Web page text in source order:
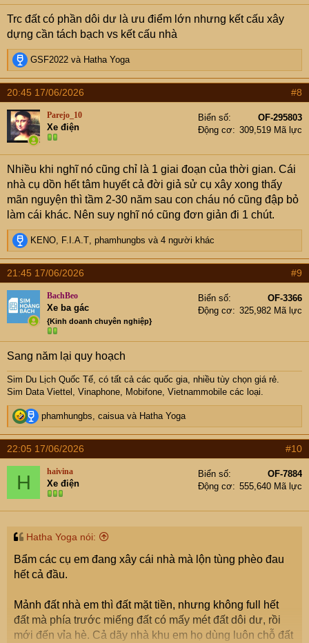
Trc đất có phần dôi dư là ưu điểm lớn nhưng kết cấu xây
dựng cần tách bạch vs kết cấu nhà
R
e
a
c
t
i
o
n
s
:
GSF2022 và Hatha Yoga
20:45 17/06/2026 #8
Parejo_10
Xe điện
Biển số
OF-295803
Động cơ
309,519 Mã lực
Nhiều khi nghĩ nó cũng chỉ là 1 giai đoạn của thời gian. Cái
nhà cụ dồn hết tâm huyết cả đời giả sử cụ xây xong thấy
mãn nguyện thì tầm 2-30 năm sau con cháu nó cũng đập bỏ
làm cái khác. Nên suy nghĩ nó cũng đơn giản đi 1 chút.
R
e
a
c
t
i
o
n
s
:
KENO, F.I.A.T, phamhungbs và 4 người khác
21:45 17/06/2026 #9
BachBeo
Xe ba gác
{Kinh doanh chuyên nghiệp}
Biển số
OF-3366
Động cơ
325,982 Mã lực
Sang năm lại quy hoạch
Sim Du Lịch Quốc Tế, có tất cả các quốc gia, nhiều tùy chọn giá rẻ.
Sim Data Viettel, Vinaphone, Mobifone, Vietnammobile các loại.
R
e
a
c
s
phamhungbs, caisuavà Hatha Yoga
22:05 17/06/2026 #10
H haivina
Xe điện
Biển số
OF-7884
Động cơ
555,640 Mã lực
Hatha Yoga nói:
Bẩm các cụ em đang xây cái nhà mà lộn tùng phèo đau
hết cả đầu.
Mảnh đất nhà em thì đất mặt tiền, nhưng không full hết
đất mà phía trước miếng đất có mấy mét đất dôi dư, rồi
mới đến vỉa hè. Cả dãy nhà khu em họ dùng luôn chỗ đất